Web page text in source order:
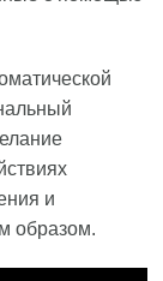
и
образом.